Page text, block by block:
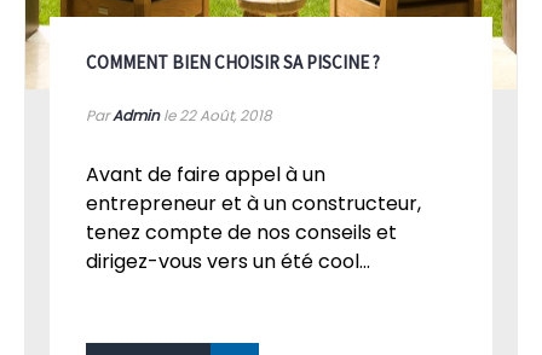
COMMENT BIEN CHOISIR SA PISCINE ?
ParAdminle 22Août, 2018
Avant de faire appel à un
entrepreneur et à un constructeur,
tenez compte de nos conseils et
dirigez-vous vers un été cool...